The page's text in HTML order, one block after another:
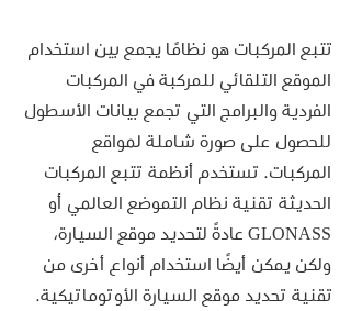
تتبع المركبات هو نظامًا يجمع بين استخدام
الموقع التلقائي للمركبة في المركبات
الفردية والبرامج التي تجمع بيانات الأسطول
للحصول على صورة شاملة لمواقع
المركبات. تستخدم أنظمة تتبع المركبات
الحديثة تقنية نظام التموضع العالمي أو
GLONASS عادةً لتحديد موقع السيارة،
ولكن يمكن أيضًا استخدام أنواع أخرى من
تقنية تحديد موقع السيارة الأوتوماتيكية.